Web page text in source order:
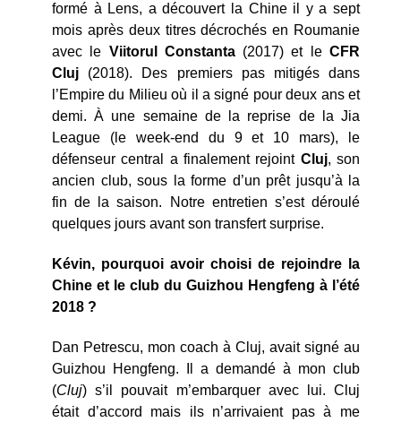
formé à Lens, a découvert la Chine il y a sept
mois après deux titres décrochés en Roumanie
avec le Viitorul Constanta(2017) et leCFR
Cluj (2018). Des premiers pas mitigés dans
l’Empire du Milieu où il a signé pour deux ans et
demi. À une semaine de la reprise de la Jia
League (le week-end du 9 et 10 mars), le
défenseur central a finalement rejoint Cluj, son
ancien club, sous la forme d’un prêt jusqu’à la
fin de la saison. Notre entretien s’est déroulé
quelques jours avant son transfert surprise.
Kévin, pourquoi avoir choisi de rejoindre la
Chine et le club du Guizhou Hengfeng à l’été
2018 ?
Dan Petrescu, mon coach à Cluj, avait signé au
Guizhou Hengfeng. Il a demandé à mon club
(Cluj) s’il pouvait m’embarquer avec lui. Cluj
était d’accord mais ils n’arrivaient pas à me